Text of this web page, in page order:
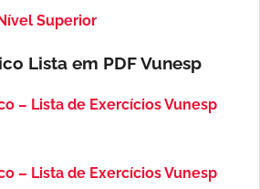
Superior
Lista em PDFVunesp
– Lista de Exercícios Vunesp
– Lista de Exercícios Vunesp